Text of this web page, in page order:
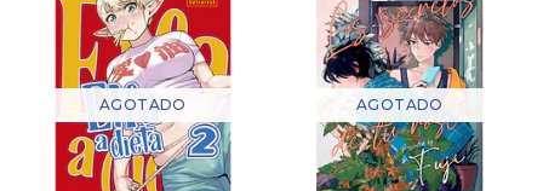
AGOTADO AGOTADO